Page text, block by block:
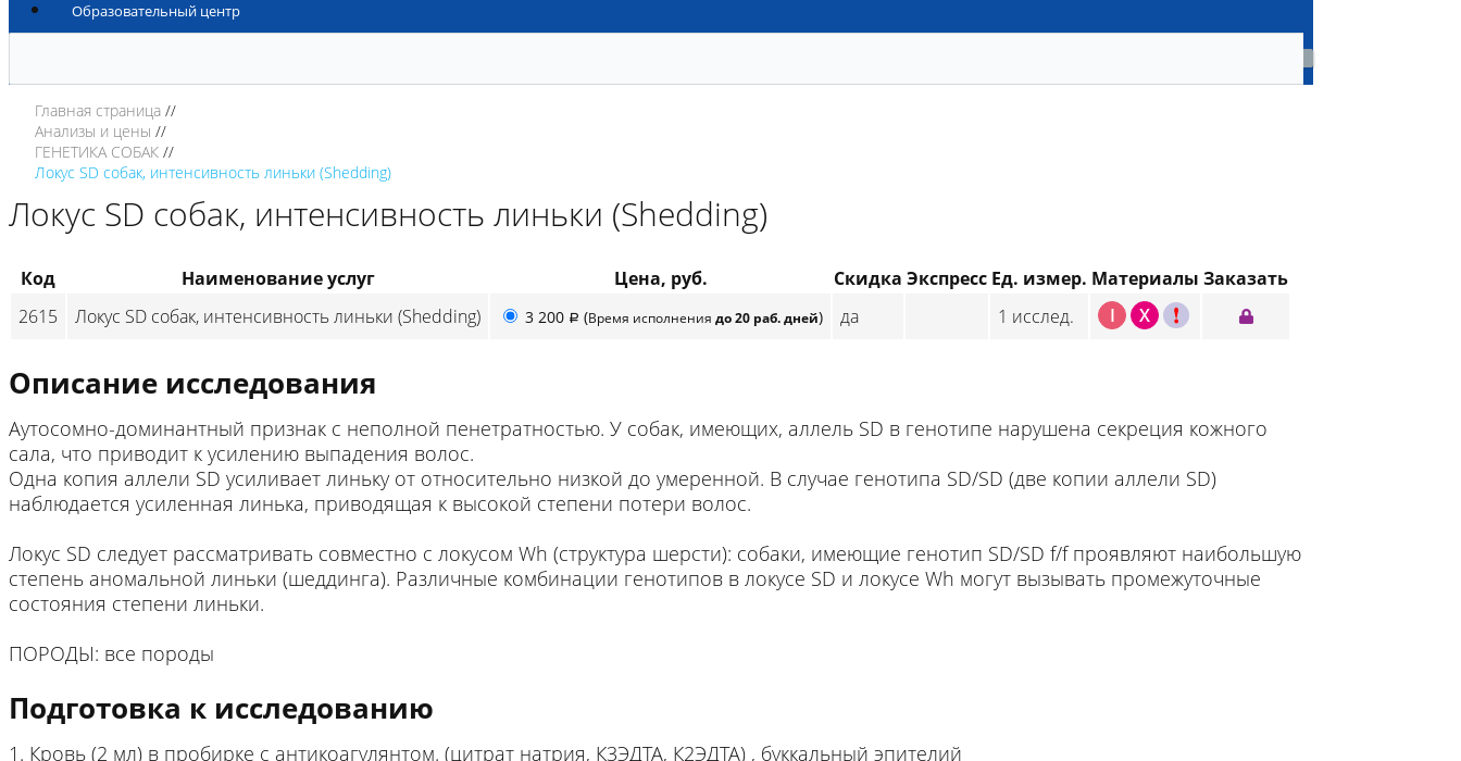
Образовательный центр
Главная страница
Анализы и цены
ГЕНЕТИКА СОБАК
Локус SD собак, интенсивность линьки (Shedding)
Локус SD собак, интенсивность линьки (Shedding)
Код Наименование услуг Цена, руб. Скидка Экспресс Ед. измер. Материалы Заказать
2615
Локус SD собак, интенсивность линьки (Shedding) 3 200 p (Время исполнения до 20 раб. дней) да 1 исслед. I X C
Описание исследования
Аутосомно-доминантный признак с неполной пенетратностью. У собак, имеющих, аллель SD в генотипе нарушена секреция кожного
сала, что приводит к усилению выпадения волос.
Одна копия аллели SD усиливает линьку от относительно низкой до умеренной. В случае генотипа SD/SD (две копии аллели SD)
наблюдается усиленная линька, приводящая к высокой степени потери волос.
Локус SD следует рассматривать совместно с локусом Wh (структура шерсти): собаки, имеющие генотип SD/SD f/f проявляют наибольшую
степень аномальной линьки (шеддинга). Различные комбинации генотипов в локусе SD и локусе Wh могут вызывать промежуточные
состояния степени линьки.
ПОРОДЫ: все породы
Подготовка к исследованию
1. Кровь (2 мл) в пробирке с антикоагулянтом. (цитрат натрия, К3ЭДТА, К2ЭДТА) , буккальный эпителий